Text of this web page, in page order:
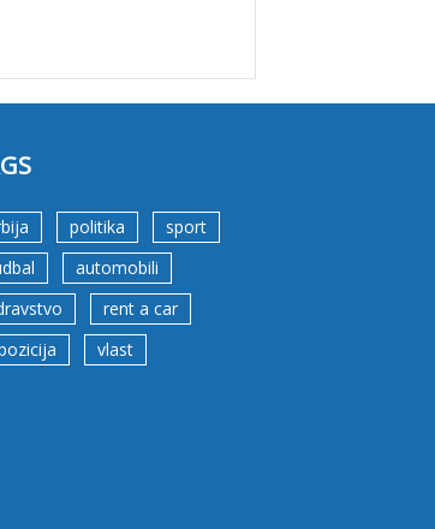
politika
sport
automobili
rent a car
vlast